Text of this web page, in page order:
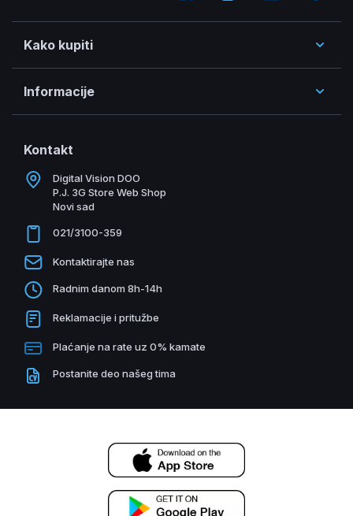
Kako kupiti
Informacije
Kontakt
Digital Vision DOO
P.J. 3G Store Web Shop
Novi sad
021/3100-359
Kontaktirajte nas
Radnim danom 8h-14h
Reklamacije i pritužbe
Plaćanje na rate uz 0% kamate
Postanite deo našeg tima